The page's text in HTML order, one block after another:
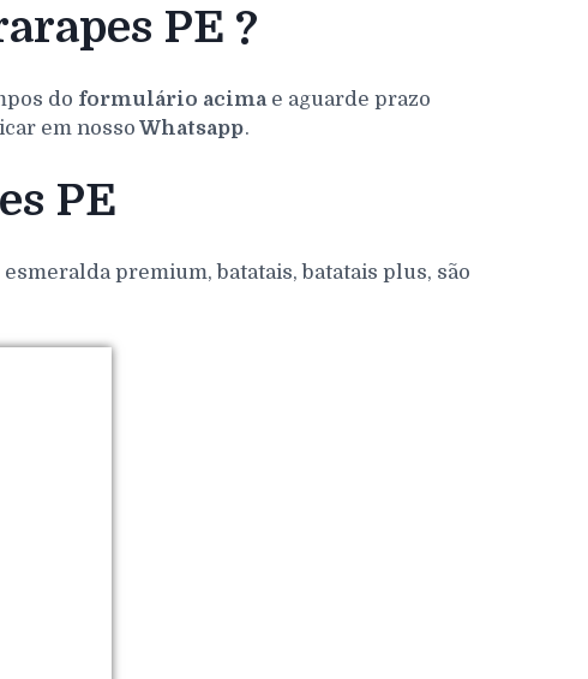
PE ?
do formulário acima e aguarde prazo
em nosso Whatsapp.
PE
premium, batatais, batatais plus, são